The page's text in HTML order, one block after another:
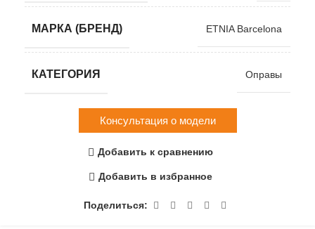
МАРКА (БРЕНД) ETNIA Barcelona
КАТЕГОРИЯ Оправы
Консультация о модели
Добавить к сравнению
Добавить в избранное
Поделиться: